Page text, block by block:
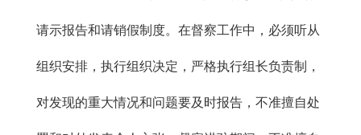
请示报告和请销假制度。在督察工作中，必须听从
组织安排，执行组织决定，严格执行组长负责制，
对发现的重大情况和问题要及时报告，不准擅自处